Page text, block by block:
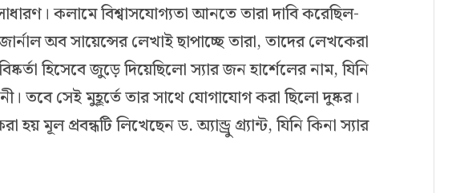
কলামে বিশ্বাসযোগ্যতা আনতে তারা দাবি করেছিল-
অব সায়েন্সের লেখাই ছাপাচ্ছে তারা, তাদের লেখকেরা
হিসেবে জুড়ে দিয়েছিলো স্যার জন হার্শেলের নাম, যিনি
তবে সেই মুহূর্তে তার সাথে যোগাযোগ করা ছিলো দুষ্কর।
হয় মূল প্রবন্ধটি লিখেছেন ড. অ্যান্ড্রু গ্র্যান্ট, যিনি কিনা স্যার